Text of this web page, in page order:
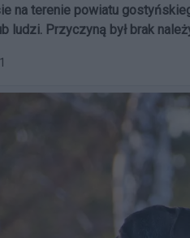
na terenie powiatu
ludzi. Przyczyną był brak